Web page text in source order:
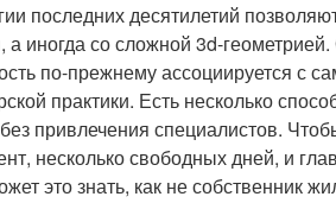
последних десятилетий
а иногда со сложной 3d-
по-прежнему ассоциируется с
практики. Есть несколько
привлечения специалистов.
несколько свободных дней, и
это знать, как не собственник